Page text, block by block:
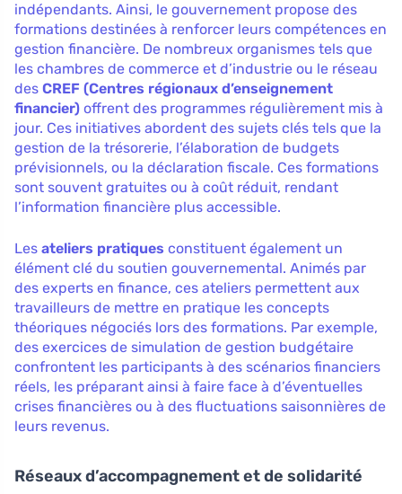
indépendants. Ainsi, le gouvernement propose des
formations destinées à renforcer leurs compétences en
gestion financière. De nombreux organismes tels que
les chambres de commerce et d’industrie ou le réseau
des CREF (Centres régionaux d’enseignement
financier) offrent des programmes régulièrement mis à
jour. Ces initiatives abordent des sujets clés tels que la
gestion de la trésorerie, l’élaboration de budgets
prévisionnels, ou la déclaration fiscale. Ces formations
sont souvent gratuites ou à coût réduit, rendant
l’information financière plus accessible.
Les ateliers pratiques constituent également un
élément clé du soutien gouvernemental. Animés par
des experts en finance, ces ateliers permettent aux
travailleurs de mettre en pratique les concepts
théoriques négociés lors des formations. Par exemple,
des exercices de simulation de gestion budgétaire
confrontent les participants à des scénarios financiers
réels, les préparant ainsi à faire face à d’éventuelles
crises financières ou à des fluctuations saisonnières de
leurs revenus.
Réseaux d’accompagnement et de solidarité